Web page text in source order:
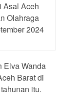
Asal Aceh
Olahraga
2024
Elva Wanda
Barat di
itu.